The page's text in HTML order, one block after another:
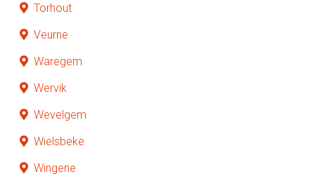
Torhout
Veurne
Waregem
Wervik
Wevelgem
Wielsbeke
Wingene